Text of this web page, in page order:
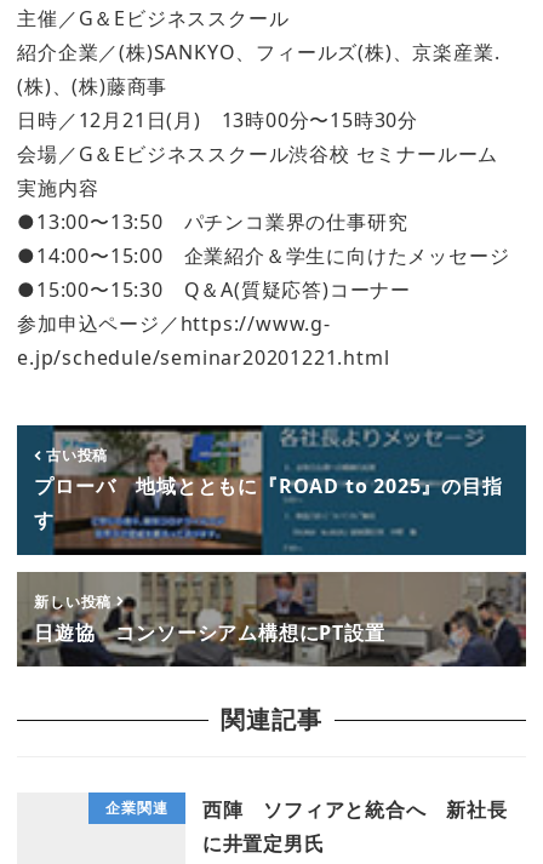
主催／G＆Eビジネススクール
紹介企業／(株)SANKYO、フィールズ(株)、京楽産業.
(株)、(株)藤商事
日時／12月21日(月) 13時00分〜15時30分
会場／G＆Eビジネススクール渋谷校 セミナールーム
実施内容
●13:00〜13:50 パチンコ業界の仕事研究
●14:00〜15:00 企業紹介＆学生に向けたメッセージ
●15:00〜15:30 Q＆A(質疑応答)コーナー
参加申込ページ／https://www.g-
e.jp/schedule/seminar20201221.html
古い投稿
プローバ 地域とともに『ROAD to 2025』の目指
す
新しい投稿
日遊協 コンソーシアム構想にPT設置
関連記事
企業関連
西陣 ソフィアと統合へ 新社長
に井置定男氏